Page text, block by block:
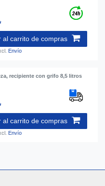
al carrito de compras
Envío
recipiente con grifo 8,5 litros
al carrito de compras
Envío